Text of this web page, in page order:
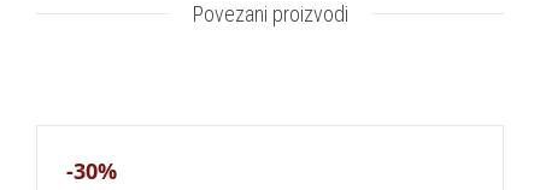
Povezani proizvodi
-30%